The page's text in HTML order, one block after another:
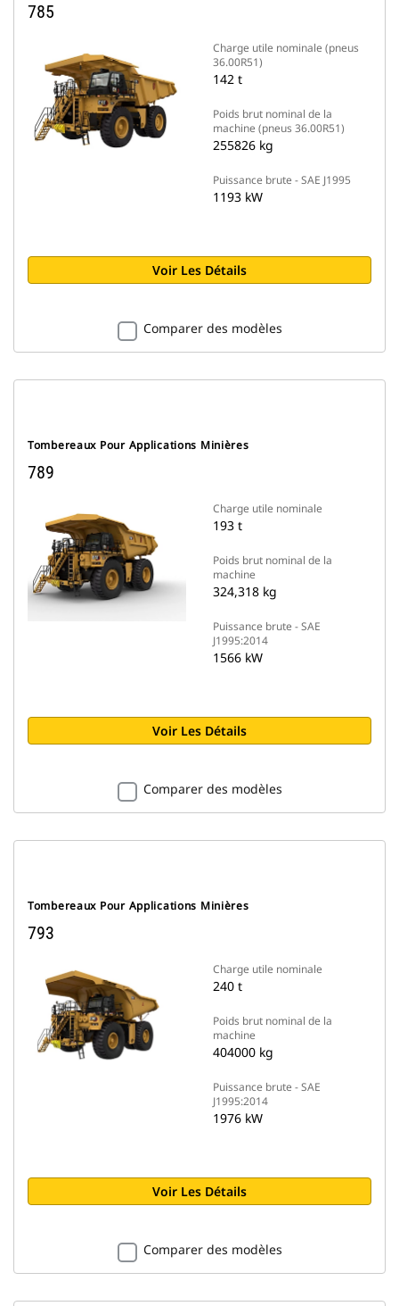
785
Charge utile nominale (pneus
36.00R51)
142 t
Poids brut nominal de la
machine (pneus 36.00R51)
255826 kg
Puissance brute - SAE J1995
1193 kW
Voir Les Détails
Comparer des modèles
Tombereaux Pour Applications Minières
789
Charge utile nominale
193 t
Poids brut nominal de la
machine
324,318 kg
Puissance brute - SAE
J1995:2014
1566 kW
Voir Les Détails
Comparer des modèles
Tombereaux Pour Applications Minières
793
Charge utile nominale
240 t
Poids brut nominal de la
machine
404000 kg
Puissance brute - SAE
J1995:2014
1976 kW
Voir Les Détails
Comparer des modèles